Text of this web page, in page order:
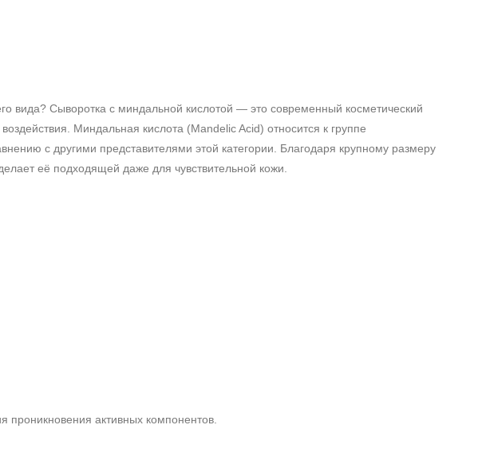
вида? Сыворотка с миндальной кислотой — это современный косметический
Миндальная кислота (Mandelic Acid) относится к группе
с другими представителями этой категории. Благодаря крупному размеру
её подходящей даже для чувствительной кожи.
проникновения активных компонентов.